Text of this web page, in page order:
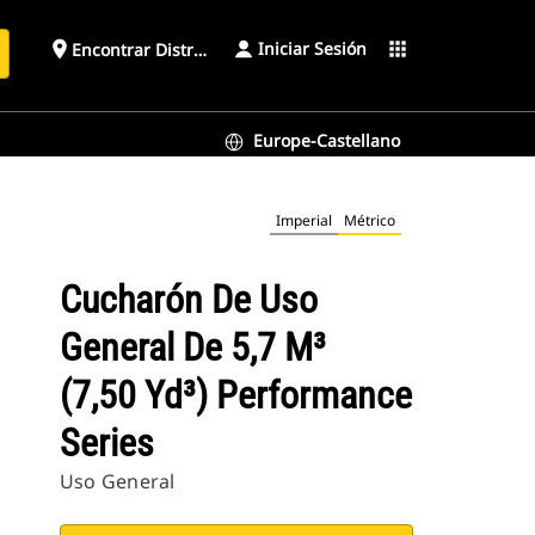
place Encontrar Distribuidor Iniciar Sesión apps
Europe-Castellano
Imperial Métrico
Cucharón De Uso
General De 5,7 M³
(7,50 Yd³) Performance
Series
Uso General